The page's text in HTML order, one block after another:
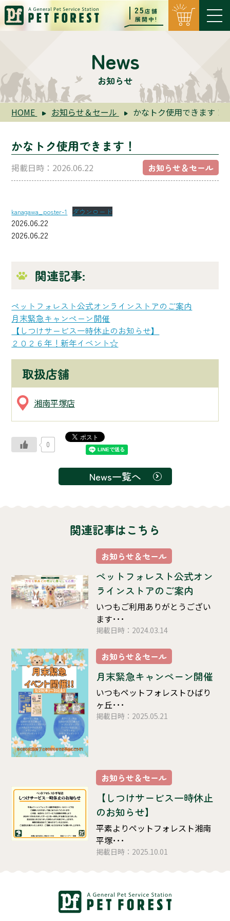
25店舗
展開中!
News
お知らせ
HOME お知らせ＆セール かなトク使用できます！
かなトク使用できます！
掲載日時：2026.06.22 お知らせ＆セール
kanagawa_poster-1 ダウンロード
2026.06.22
2026.06.22
関連記事:
ペットフォレスト公式オンラインストアのご案内
月末緊急キャンペーン開催
【しつけサービス一時休止のお知らせ】
２０２６年！新年イベント☆
取扱店舗
湘南平塚店
0
News一覧へ
関連記事はこちら
お知らせ＆セール
ペットフォレスト公式オン
ラインストアのご案内
いつもご利用ありがとうござい
ます･･･
掲載日時：2024.03.14
お知らせ＆セール
月末緊急キャンペーン開催
いつもペットフォレストひばり
ヶ丘･･･
掲載日時：2025.05.21
お知らせ＆セール
【しつけサービス一時休止
のお知らせ】
平素よりペットフォレスト湘南
平塚･･･
掲載日時：2025.10.01